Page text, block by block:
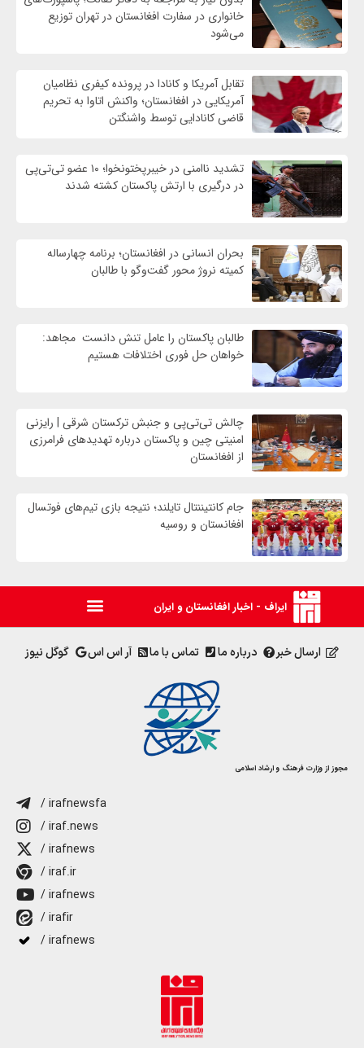
خانواری در سفارت افغانستان در تهران توزیع
می‌شود
تقابل آمریکا و کانادا در پرونده کیفری نظامیان
آمریکایی در افغانستان؛ واکنش اتاوا به تحریم
قاضی کانادایی توسط واشنگتن
تشدید ناامنی در خیبرپختونخوا؛ ۱۰ عضو تی‌تی‌پی
در درگیری با ارتش پاکستان کشته شدند
بحران انسانی در افغانستان؛ برنامه چهار‌ساله
کمیته نروژ محور گفت‌وگو با طالبان
طالبان پاکستان را عامل تنش دانست مجاهد:
خواهان حل فوری اختلافات هستیم
چالش تی‌تی‌پی و جنبش ترکستان شرقی | رایزنی
امنیتی چین و پاکستان درباره تهدیدهای فرامرزی
از افغانستان
جام کانتیننتال تایلند؛ نتیجه بازی تیم‌های فوتسال
افغانستان و روسیه
ایراف - اخبار افغانستان و ایران
ارسال خبر درباره ما تماس با ما آر اس اس گوگل نیوز
مجوز از وزارت فرهنگ و ارشاد اسلامی
/ irafnewsfa
/ iraf.news
/ irafnews
/ iraf.ir
/ irafnews
/ irafir
/ irafnews